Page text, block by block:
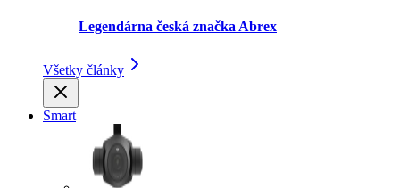
Legendárna česká značka Abrex
Všetky články
Smart